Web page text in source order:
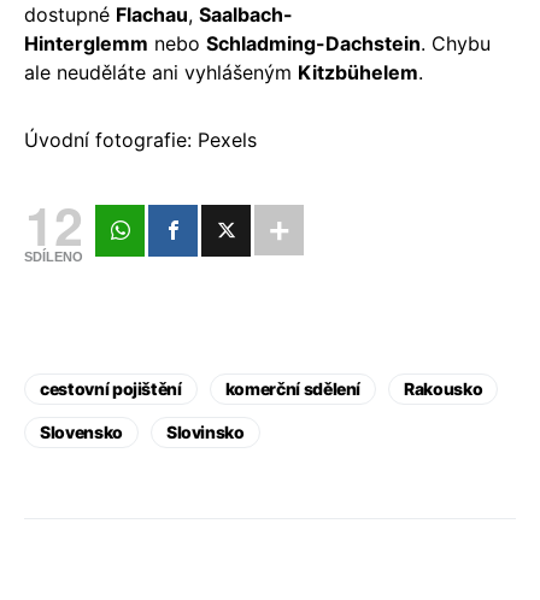
dostupné Flachau, Saalbach-
Hinterglemm nebo Schladming-Dachstein. Chybu
ale neuděláte ani vyhlášeným Kitzbühelem.
Úvodní fotografie: Pexels
12
SDÍLENO
cestovní pojištění komerční sdělení Rakousko
Slovensko Slovinsko